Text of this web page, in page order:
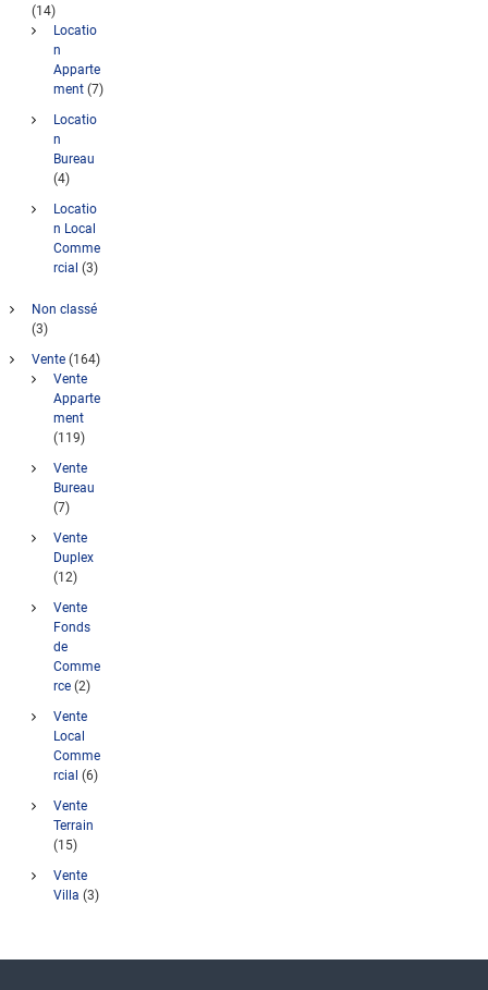
(14)
Locatio
n
Apparte
ment (7)
Locatio
n
Bureau
(4)
Locatio
n Local
Comme
rcial (3)
Non classé
(3)
Vente (164)
Vente
Apparte
ment
(119)
Vente
Bureau
(7)
Vente
Duplex
(12)
Vente
Fonds
de
Comme
rce (2)
Vente
Local
Comme
rcial (6)
Vente
Terrain
(15)
Vente
Villa (3)